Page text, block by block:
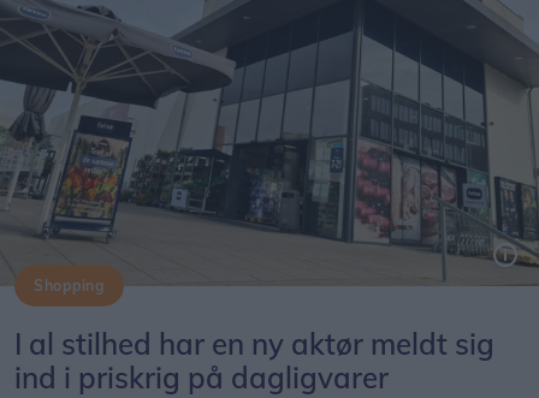
Shopping
I al stilhed har en ny aktør meldt sig
ind i priskrig på dagligvarer